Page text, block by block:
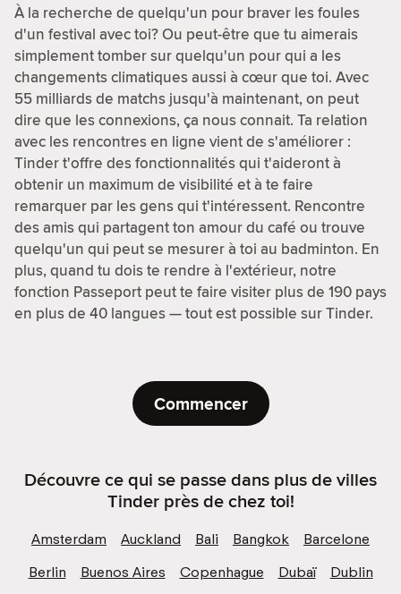
À la recherche de quelqu'un pour braver les foules
d'un festival avec toi? Ou peut-être que tu aimerais
simplement tomber sur quelqu'un pour qui a les
changements climatiques aussi à cœur que toi. Avec
55 milliards de matchs jusqu'à maintenant, on peut
dire que les connexions, ça nous connait. Ta relation
avec les rencontres en ligne vient de s'améliorer :
Tinder t'offre des fonctionnalités qui t'aideront à
obtenir un maximum de visibilité et à te faire
remarquer par les gens qui t'intéressent. Rencontre
des amis qui partagent ton amour du café ou trouve
quelqu'un qui peut se mesurer à toi au badminton. En
plus, quand tu dois te rendre à l'extérieur, notre
fonction Passeport peut te faire visiter plus de 190 pays
en plus de 40 langues — tout est possible sur Tinder.
Commencer
Découvre ce qui se passe dans plus de villes
Tinder près de chez toi!
Amsterdam Auckland Bali Bangkok
Barcelone
Berlin
Buenos Aires Copenhague Dubaï
Dublin